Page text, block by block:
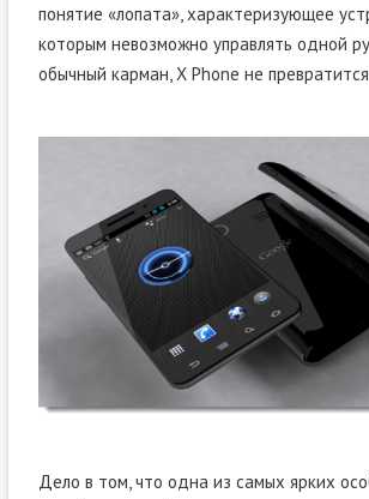
понятие «лопата», характеризующее
которым невозможно управлять одной
обычный карман, X Phone не
Дело в том, что одна из самых ярких